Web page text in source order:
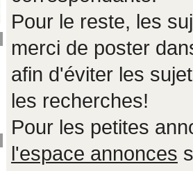
Pour le reste, les
merci de poster
afin d'éviter les
les recherches!
Pour les petites
l'espace annonces